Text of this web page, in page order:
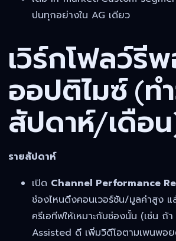
ปนทุกอย่างใน AG เดียว
เวิร์กโฟลว์รี
ออปติไมซ์ (ท
สัปดาห์/เดือ
รายสัปดาห์
เปิด Channel Performance
ช่องไหนดึงคอนเวอร์ชัน/มูลค่าสูง
ครีเอทีฟให้เหมาะกับช่องนั้น (เช่น ถ้
Assisted ดี เพิ่มวิดีโอตามเพนพอ